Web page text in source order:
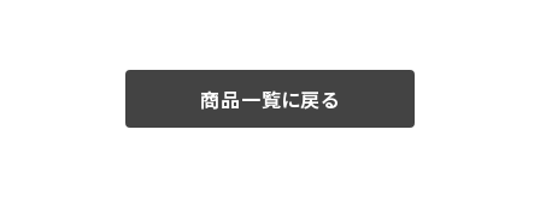
商品一覧に戻る